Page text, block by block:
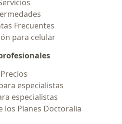
Frecuentes
para celular
Precios
especialistas
especialistas
los Planes Doctoralia